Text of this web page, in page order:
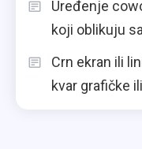
Uređenje
koji oblikuju
Crn ekran ili
kvar grafičke